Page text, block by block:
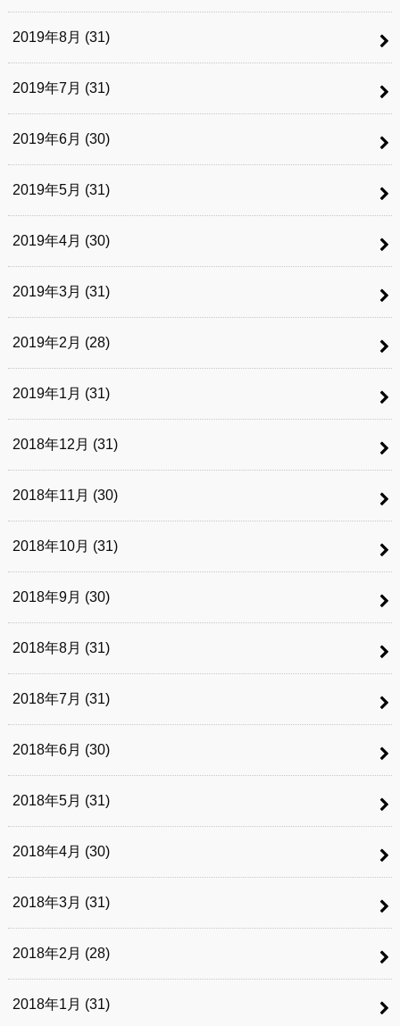
2019年8月 (31)
2019年7月 (31)
2019年6月 (30)
2019年5月 (31)
2019年4月 (30)
2019年3月 (31)
2019年2月 (28)
2019年1月 (31)
2018年12月 (31)
2018年11月 (30)
2018年10月 (31)
2018年9月 (30)
2018年8月 (31)
2018年7月 (31)
2018年6月 (30)
2018年5月 (31)
2018年4月 (30)
2018年3月 (31)
2018年2月 (28)
2018年1月 (31)